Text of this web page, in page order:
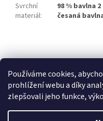
Používáme cookies,
prohlížení webu a díky
zlepšovali jeho funkce,
Svrchní
materiál:
98 % bavlna
česaná
á